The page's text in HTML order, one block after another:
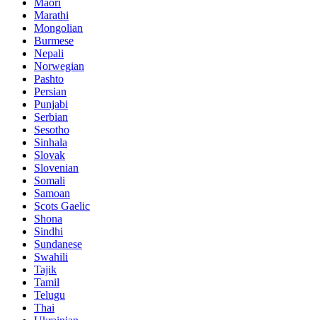
Marathi
Mongolian
Burmese
Nepali
Norwegian
Pashto
Persian
Punjabi
Serbian
Sesotho
Sinhala
Slovak
Slovenian
Somali
Samoan
Scots Gaelic
Shona
Sindhi
Sundanese
Swahili
Tajik
Tamil
Telugu
Thai